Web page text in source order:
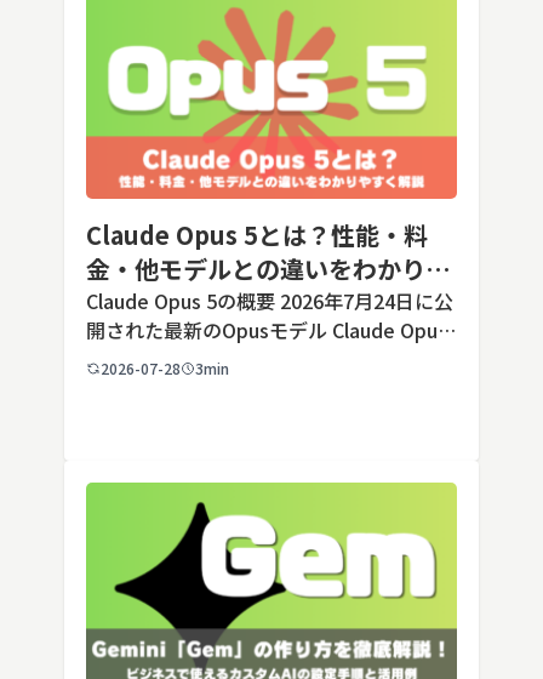
Claude Opus 5とは？性能・料
金・他モデルとの違いをわかりや
すく解説
Claude Opus 5の概要 2026年7月24日に公
開された最新のOpusモデル Claude Opus
5は、米国のAI企業Anthropic（アンソロピ
2026-07-28 3min